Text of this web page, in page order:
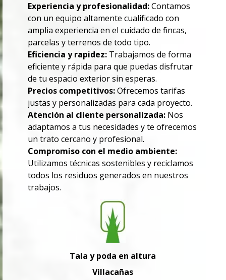
Experiencia y profesionalidad:Contamos
con un equipo altamente cualificado con
amplia experiencia en el cuidado de fincas,
parcelas y terrenos de todo tipo.
Eficiencia y rapidez: Trabajamos de forma
eficiente y rápida para que puedas disfrutar
de tu espacio exterior sin esperas.
Precios competitivos:Ofrecemos tarifas
justas y personalizadas para cada proyecto.
Atención al cliente personalizada: Nos
adaptamos a tus necesidades y te ofrecemos
un trato cercano y profesional.
Compromiso con el medio ambiente:
Utilizamos técnicas sostenibles y reciclamos
todos los residuos generados en nuestros
trabajos.
Tala y poda en altura
Villacañas